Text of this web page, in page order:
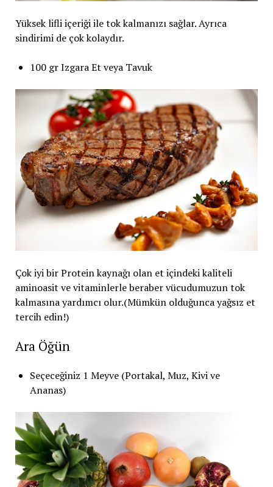
Yüksek lifli içeriği ile tok kalmanızı sağlar. Ayrıca
sindirimi de çok kolaydır.
100 gr Izgara Et veya Tavuk
Çok iyi bir Protein kaynağı olan et içindeki kaliteli
aminoasit ve vitaminlerle beraber vücudumuzun tok
kalmasına yardımcı olur.(Mümkün olduğunca yağsız et
tercih edin!)
Ara Öğün
Seçeceğiniz 1 Meyve (Portakal, Muz, Kivi ve
Ananas)